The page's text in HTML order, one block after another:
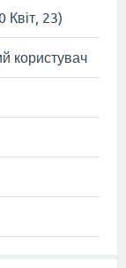
Квіт, 23)
користувач